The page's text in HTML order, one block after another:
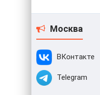
Москва
ВКонтакте
Telegram